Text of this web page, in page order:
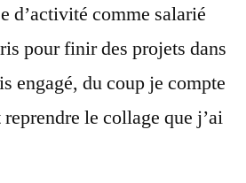
d’activité comme salarié
pour finir des projets dans
engagé, du coup je compte
le collage que j’ai